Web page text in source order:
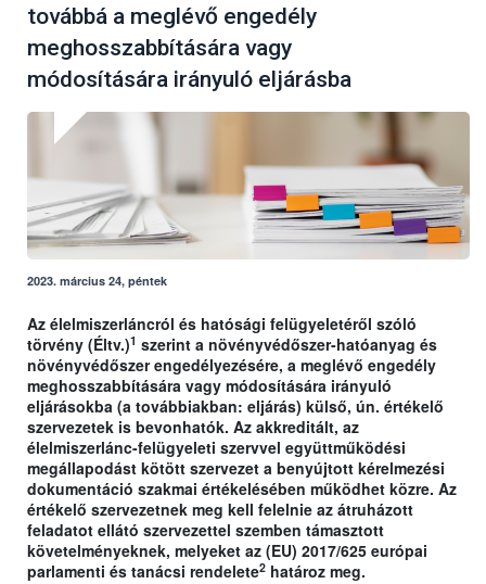
továbbá a meglévő engedély
meghosszabbítására vagy
módosítására irányuló eljárásba
2023. március 24, péntek
Az élelmiszerláncról és hatósági felügyeletéről szóló
törvény (Éltv.)1 szerint a növényvédőszer-hatóanyag és
növényvédőszer engedélyezésére, a meglévő engedély
meghosszabbítására vagy módosítására irányuló
eljárásokba (a továbbiakban: eljárás) külső, ún. értékelő
szervezetek is bevonhatók. Az akkreditált, az
élelmiszerlánc-felügyeleti szervvel együttműködési
megállapodást kötött szervezet a benyújtott kérelmezési
dokumentáció szakmai értékelésében működhet közre. Az
értékelő szervezetnek meg kell felelnie az átruházott
feladatot ellátó szervezettel szemben támasztott
követelményeknek, melyeket az (EU) 2017/625 európai
parlamenti és tanácsi rendelete2 határoz meg.